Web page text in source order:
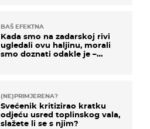
BAŠ EFEKTNA
Kada smo na zadarskoj rivi
ugledali ovu haljinu, morali
smo doznati odakle je –
(NE)PRIMJERENA?
Svećenik kritizirao kratku
odjeću usred toplinskog vala,
slažete li se s njim?